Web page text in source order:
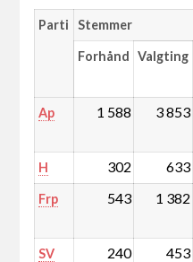
Parti Stemmer
Forhånd Valgting
Ap 1 588 3 853
H 302 633
Frp 543 1 382
SV 240 453